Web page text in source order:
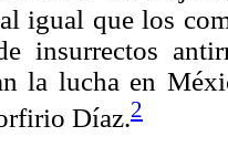
igual que los
insurrectos
la lucha en
Díaz.2